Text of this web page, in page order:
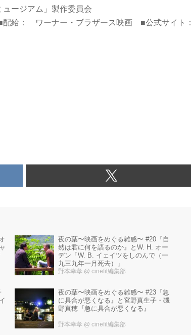
ージアム」製作委員会
給： ワーナー・ブラザース映画 ■公式サイト：
夜の葉〜映画をめぐる雑感〜 #20『自
然は君に何を語るのか』とW. H. オー
デン「W. B. イェイツをしのんで（一
九三九年一月死去）」
野本幸孝 @ cinefil編集部
夜の葉〜映画をめぐる雑感〜 #23『急
に具合が悪くなる』と宮野真生子・磯
野真穂『急に具合が悪くなる』
野本幸孝 @ cinefil編集部